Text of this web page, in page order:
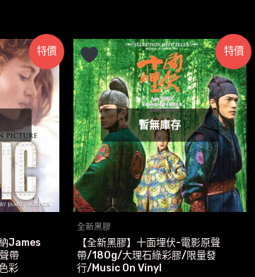
特價
James
帶
彩
特價
暫無庫存
全新黑膠
【全新黑膠】十面埋伏-電影原聲
帶/180g/大理石綠彩膠/限量發
行/Music On Vinyl